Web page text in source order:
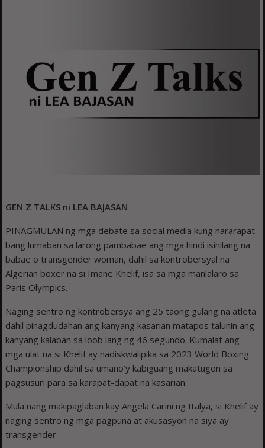
GEN Z TALKS ni LEA BAJASAN
PINAGMULAN ng mga debate sa social media kung nararapat
bang lumaban sa larong pambabae ang mga hindi isinilang na
babae o transgender woman, dahil sa kontrobersyal na
Algerian boxer na si Imane Khelif, isa sa mga manlalaro sa
Paris Olympics.
Naging sentro ng kontrobersya ang 25 taong gulang na atleta
dahil pinagdudahan ang kanyang kasarian matapos talunin ang
kanyang kalaban sa loob lang ng 46 segundo. Kumalat ang
mga ulat na si Khelif ay nadiskwalipika sa 2023 World Boxing
Championship dahil sa umano’y kabiguang makatugon sa
pagsusuri para sa karapat-dapat na kasarian.
Mula nang makipaglaban kay Angela Carini ng Italya, si Khelif ay
naging sentro ng mga pagpuna at akusasyon na siya ay
transgender.